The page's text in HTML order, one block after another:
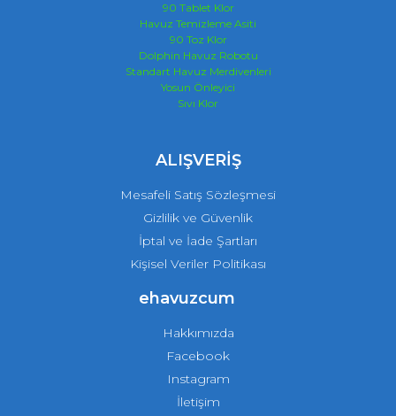
90 Tablet Klor
Havuz Temizleme Asiti
90 Toz Klor
Dolphin Havuz Robotu
Standart Havuz Merdivenleri
Yosun Önleyici
Sıvı Klor
ALIŞVERİŞ
Mesafeli Satış Sözleşmesi
Gizlilik ve Güvenlik
İptal ve İade Şartları
Kişisel Veriler Politikası
ehavuzcum
Hakkımızda
Facebook
Instagram
İletişim